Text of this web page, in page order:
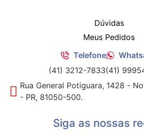
Dúvidas
Meus Pedidos
Telefone
(41) 3212-7833(41)
Rua General Potiguara, 1428 -
- PR, 81050-500.
Siga as nossas